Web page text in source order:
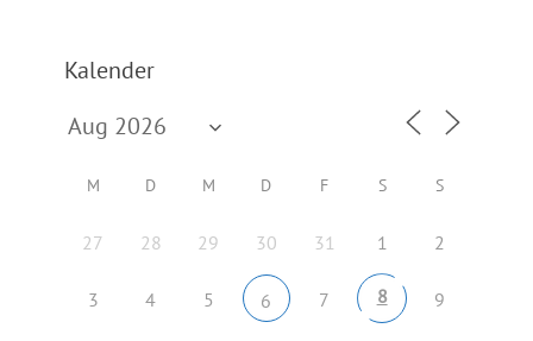
Kalender
M D M D F S S
27 28 29 30 31 1 2
3 4 5 6 7 8 9